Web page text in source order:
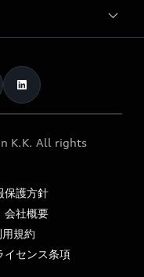
K.K. All rights
保護方針
会社概要
規約
イセンス条項